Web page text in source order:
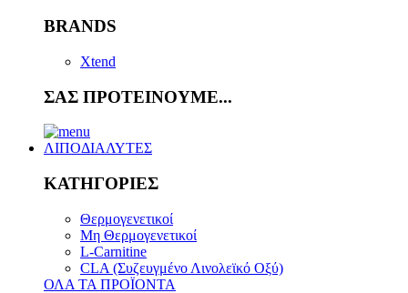
BRANDS
Xtend
ΣΑΣ ΠΡΟΤΕΙΝΟΥΜΕ...
ΛΙΠΟΔΙΑΛΥΤΕΣ
ΚΑΤΗΓΟΡΙΕΣ
Θερμογενετικοί
Μη Θερμογενετικοί
L-Carnitine
CLA (Συζευγμένο Λινολεϊκό Οξύ)
ΟΛΑ ΤΑ ΠΡΟΪΟΝΤΑ